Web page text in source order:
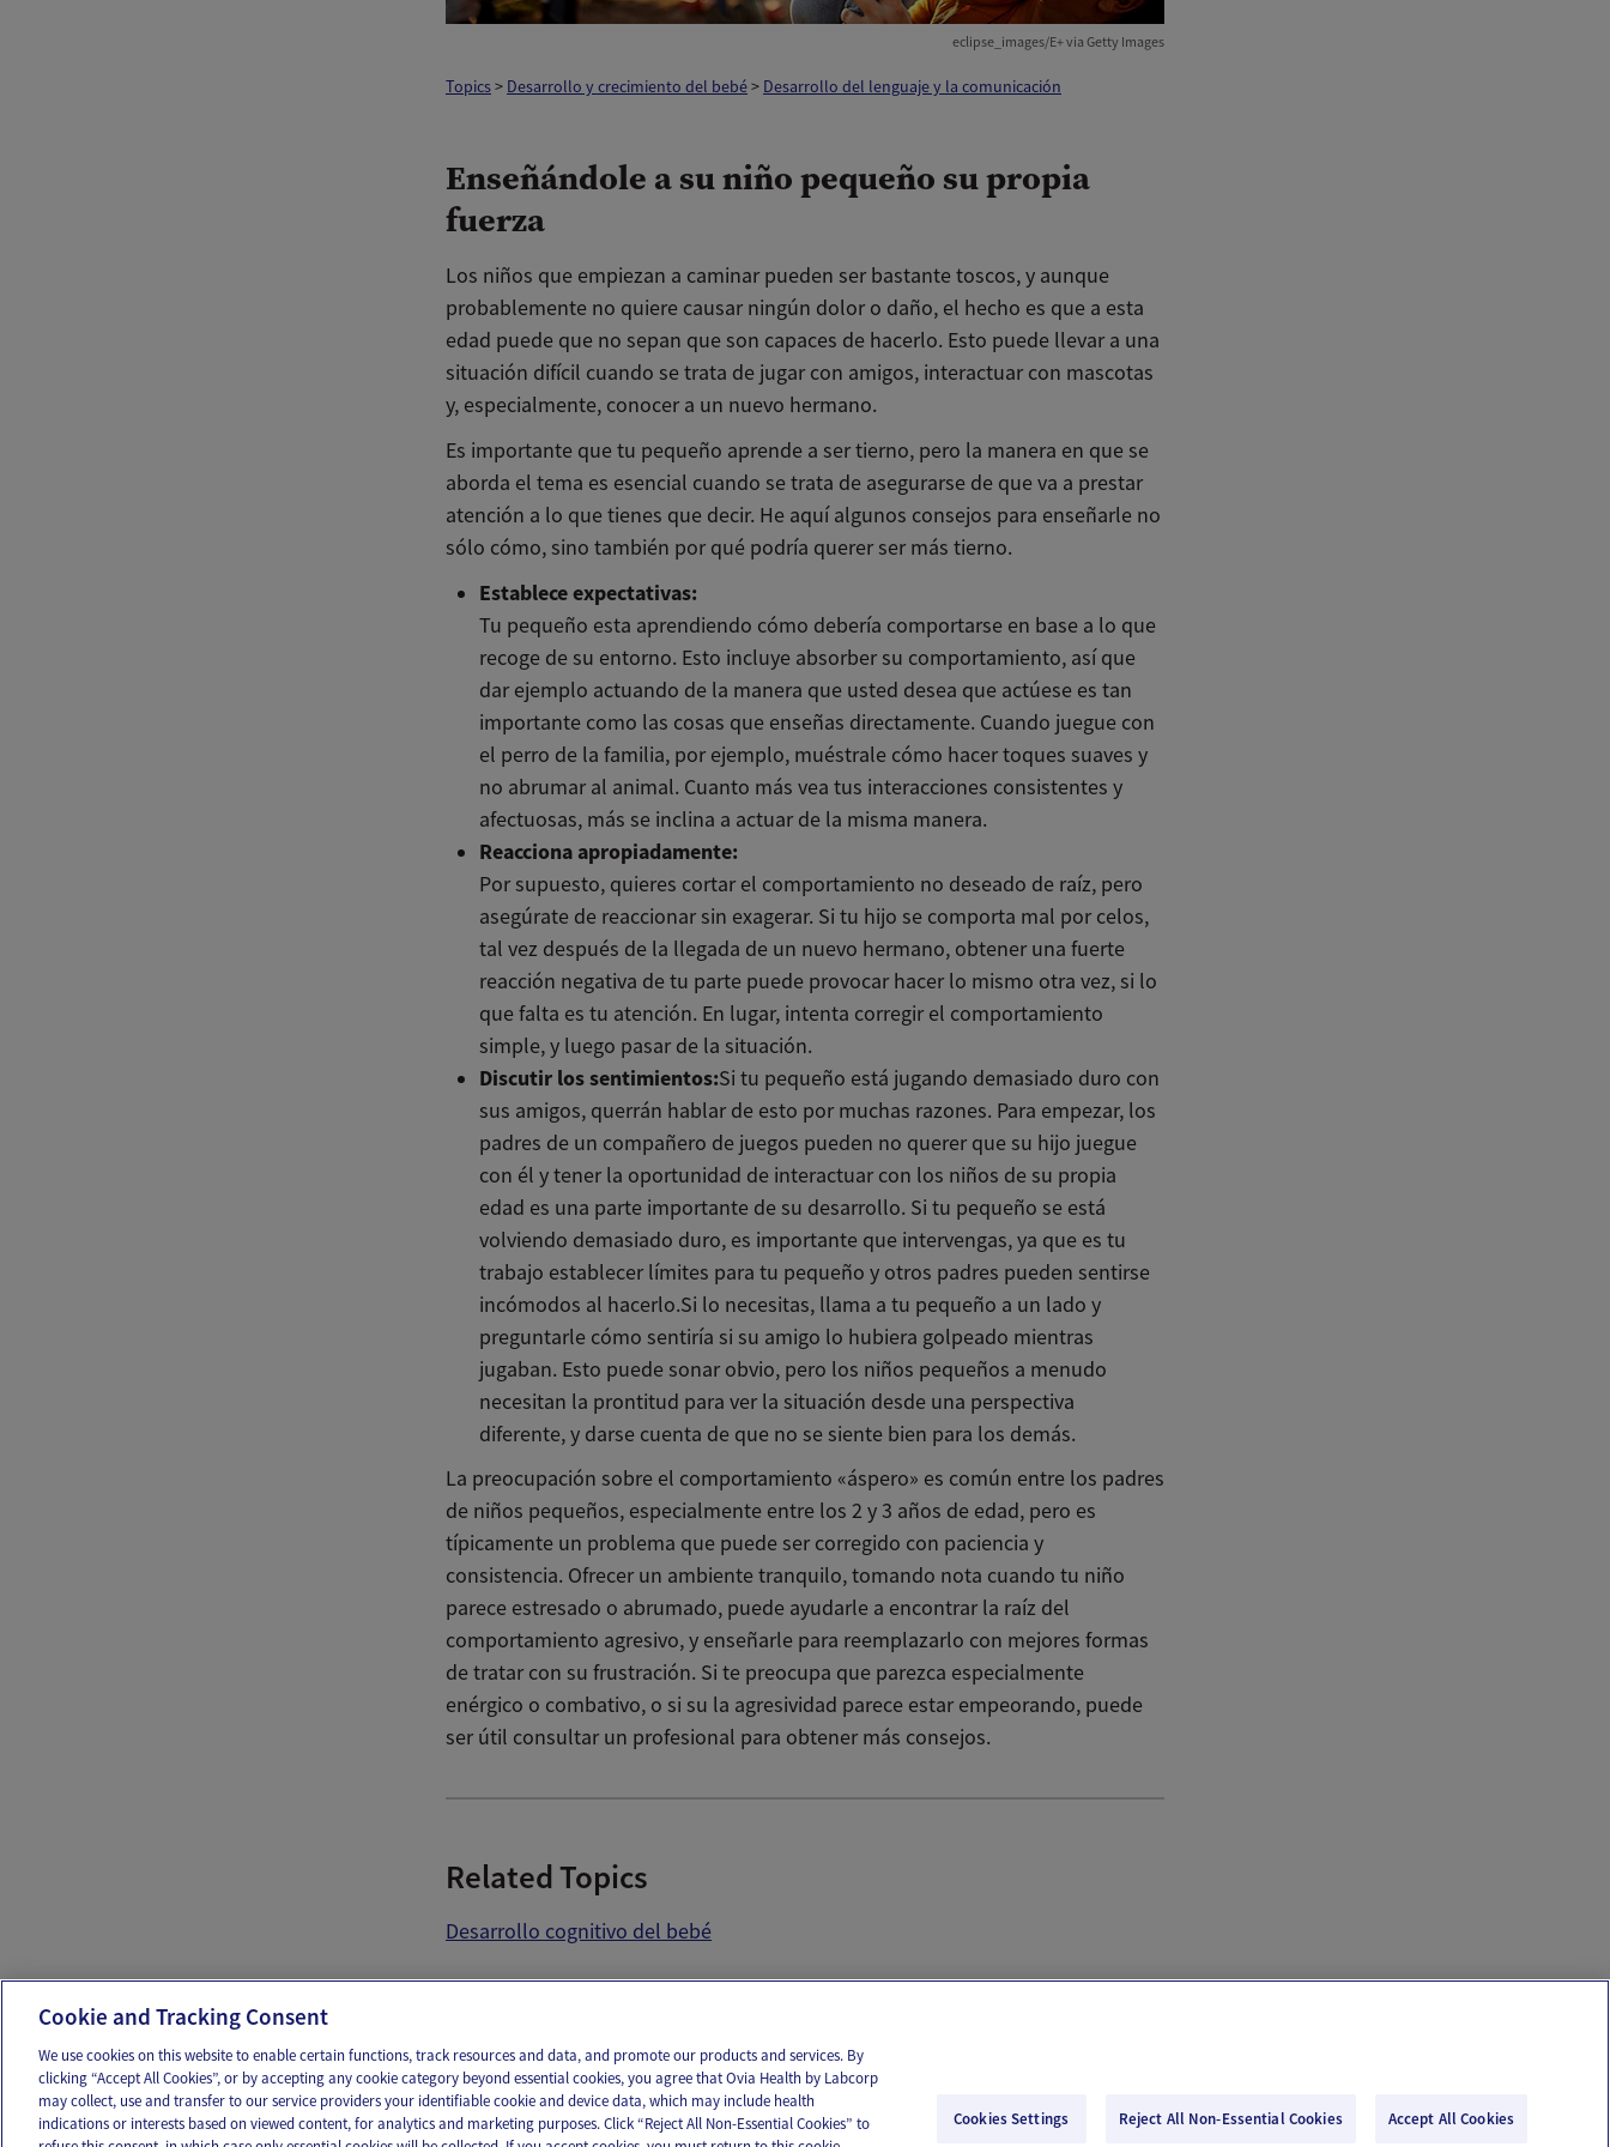
eclipse_images/E+ via Getty Images
Topics> Desarrollo y crecimiento del bebé> Desarrollo del lenguaje y la comunicación
Enseñándole a su niño pequeño su propia
fuerza
Los niños que empiezan a caminar pueden ser bastante toscos, y aunque
probablemente no quiere causar ningún dolor o daño, el hecho es que a esta
edad puede que no sepan que son capaces de hacerlo. Esto puede llevar a una
situación difícil cuando se trata de jugar con amigos, interactuar con mascotas
y, especialmente, conocer a un nuevo hermano.
Es importante que tu pequeño aprende a ser tierno, pero la manera en que se
aborda el tema es esencial cuando se trata de asegurarse de que va a prestar
atención a lo que tienes que decir. He aquí algunos consejos para enseñarle no
sólo cómo, sino también por qué podría querer ser más tierno.
Establece expectativas:
Tu pequeño esta aprendiendo cómo debería comportarse en base a lo que
recoge de su entorno. Esto incluye absorber su comportamiento, así que
dar ejemplo actuando de la manera que usted desea que actúese es tan
importante como las cosas que enseñas directamente. Cuando juegue con
el perro de la familia, por ejemplo, muéstrale cómo hacer toques suaves y
no abrumar al animal. Cuanto más vea tus interacciones consistentes y
afectuosas, más se inclina a actuar de la misma manera.
Reacciona apropiadamente:
Por supuesto, quieres cortar el comportamiento no deseado de raíz, pero
asegúrate de reaccionar sin exagerar. Si tu hijo se comporta mal por celos,
tal vez después de la llegada de un nuevo hermano, obtener una fuerte
reacción negativa de tu parte puede provocar hacer lo mismo otra vez, si lo
que falta es tu atención. En lugar, intenta corregir el comportamiento
simple, y luego pasar de la situación.
Discutir los sentimientos:Si tu pequeño está jugando demasiado duro con
sus amigos, querrán hablar de esto por muchas razones. Para empezar, los
padres de un compañero de juegos pueden no querer que su hijo juegue
con él y tener la oportunidad de interactuar con los niños de su propia
edad es una parte importante de su desarrollo. Si tu pequeño se está
volviendo demasiado duro, es importante que intervengas, ya que es tu
trabajo establecer límites para tu pequeño y otros padres pueden sentirse
incómodos al hacerlo.Si lo necesitas, llama a tu pequeño a un lado y
preguntarle cómo sentiría si su amigo lo hubiera golpeado mientras
jugaban. Esto puede sonar obvio, pero los niños pequeños a menudo
necesitan la prontitud para ver la situación desde una perspectiva
diferente, y darse cuenta de que no se siente bien para los demás.
La preocupación sobre el comportamiento «áspero» es común entre los padres
de niños pequeños, especialmente entre los 2 y 3 años de edad, pero es
típicamente un problema que puede ser corregido con paciencia y
consistencia. Ofrecer un ambiente tranquilo, tomando nota cuando tu niño
parece estresado o abrumado, puede ayudarle a encontrar la raíz del
comportamiento agresivo, y enseñarle para reemplazarlo con mejores formas
de tratar con su frustración. Si te preocupa que parezca especialmente
enérgico o combativo, o si su la agresividad parece estar empeorando, puede
ser útil consultar un profesional para obtener más consejos.
Related Topics
Desarrollo cognitivo del bebé
OUR APPS FOLLOW US
Cookie and Tracking Consent
We use cookies on this website to enable certain functions, track resources and data, and promote our products and services. By
clicking “Accept All Cookies”, or by accepting any cookie category beyond essential cookies, you agree that Ovia Health by Labcorp
may collect, use and transfer to our service providers your identifiable cookie and device data, which may include health
indications or interests based on viewed content, for analytics and marketing purposes. Click “Reject All Non-Essential Cookies” to
Cookies Settings Reject All Non-Essential Cookies Accept All Cookies